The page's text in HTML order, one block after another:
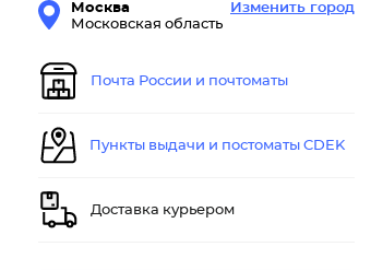
Москва
Московская область
Изменить город
Почта России и почтоматы
Пункты выдачи и постоматы CDEK
Доставка курьером